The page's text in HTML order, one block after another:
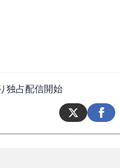
独占配信開始